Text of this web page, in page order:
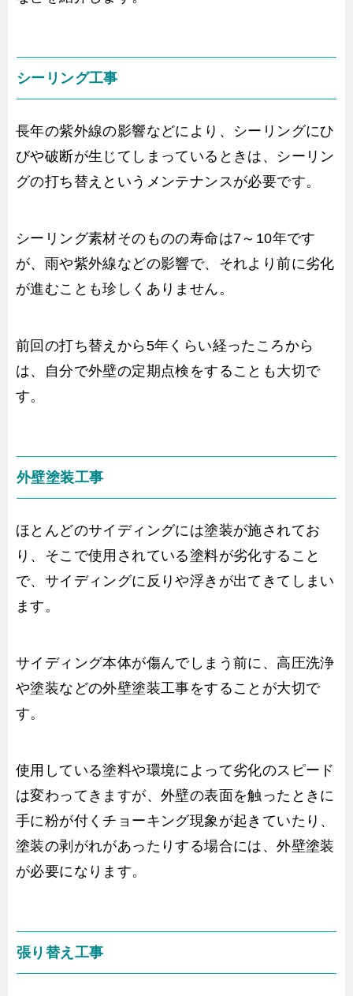
シーリング工事
長年の紫外線の影響などにより、シーリングにひ
びや破断が生じてしまっているときは、シーリン
グの打ち替えというメンテナンスが必要です。
シーリング素材そのものの寿命は7～10年です
が、雨や紫外線などの影響で、それより前に劣化
が進むことも珍しくありません。
前回の打ち替えから5年くらい経ったころから
は、自分で外壁の定期点検をすることも大切で
す。
外壁塗装工事
ほとんどのサイディングには塗装が施されてお
り、そこで使用されている塗料が劣化すること
で、サイディングに反りや浮きが出てきてしまい
ます。
サイディング本体が傷んでしまう前に、高圧洗浄
や塗装などの外壁塗装工事をすることが大切で
す。
使用している塗料や環境によって劣化のスピード
は変わってきますが、外壁の表面を触ったときに
手に粉が付くチョーキング現象が起きていたり、
塗装の剥がれがあったりする場合には、外壁塗装
が必要になります。
張り替え工事